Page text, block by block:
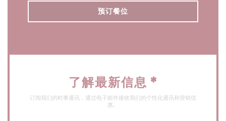
预订餐位
了解最新信息 *
订阅我们的时事通讯，通过电子邮件接收我们的个性化通讯和营销优
惠。